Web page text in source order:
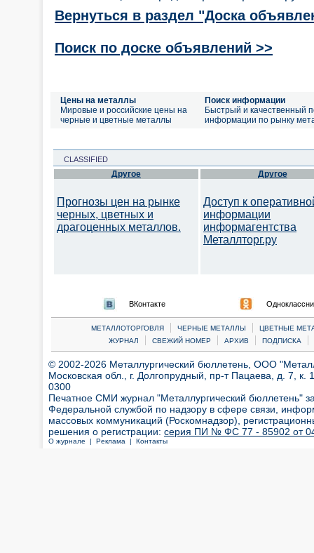
Вернуться в раздел "Доска
Поиск по доске объявлений >>
Цены на металлы
Мировые и российские цены на
черные и цветные металлы
Поиск информации
Быстрый и качественный
информации по рынку
CLASSIFIED
Другое
Прогнозы цен на рынке
черных, цветных и
драгоценных металлов.
Другое
Доступ к
информации
информагентства
Металлторг.ру
ВКонтакте
МЕТАЛЛОТОРГОВЛЯ | ЧЕРНЫЕ МЕТАЛЛЫ |
ЦВЕТНЫЕ
ЖУРНАЛ
| СВЕЖИЙ НОМЕР | АРХИВ | ПОДПИСКА |
© 2002-2026 Металлургический бюллетень, ООО
Московская обл., г. Долгопрудный, пр-т Пацаева, д. 7,
0300
Печатное СМИ журнал "Металлургический бюллетень"
Федеральной службой по надзору в сфере связи,
массовых коммуникаций (Роскомнадзор),
решения о регистрации: серия ПИ № ФС 77 - 85902 от 04
О журнале | Реклама | Контакты